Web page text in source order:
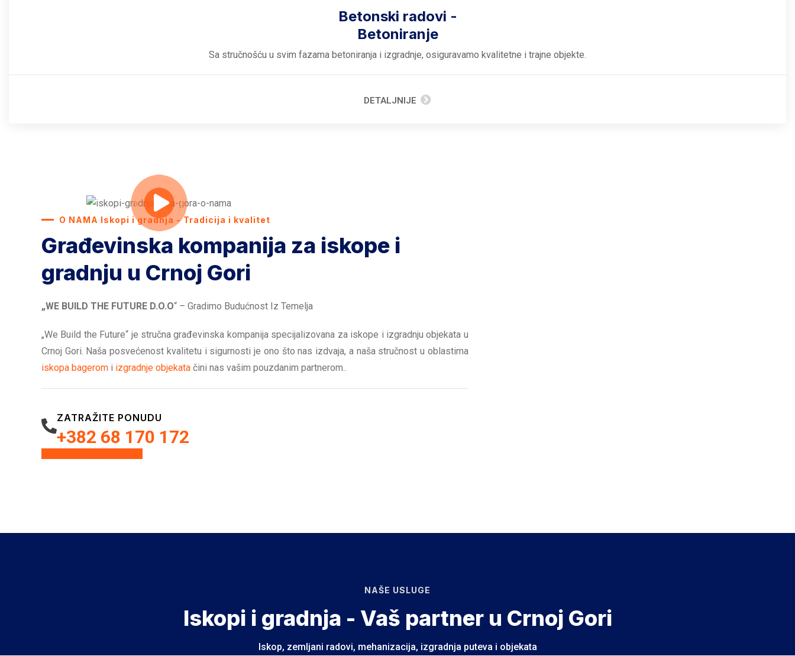
Betonski radovi -
Betoniranje
Sa stručnošću u svim fazama betoniranja i izgradnje, osiguravamo kvalitetne i trajne objekte.
DETALJNIJE
O NAMA Iskopi i gradnja - Tradicija i kvalitet
Građevinska kompanija za iskope i
gradnju u Crnoj Gori
„WE BUILD THE FUTURE D.O.O“ – Gradimo Budućnost Iz Temelja
„We Build the Future“ je stručna građevinska kompanija specijalizovana za iskope i izgradnju objekata u
Crnoj Gori. Naša posvećenost kvalitetu i sigurnosti je ono što nas izdvaja, a naša stručnost u oblastima
iskopa bagerom i izgradnje objekata čini nas vašim pouzdanim partnerom..
ZATRAŽITE PONUDU
+382 68 170 172
NAŠE USLUGE
Iskopi i gradnja - Vaš partner u Crnoj Gori
Iskop, zemljani radovi, mehanizacija, izgradnja puteva i objekata